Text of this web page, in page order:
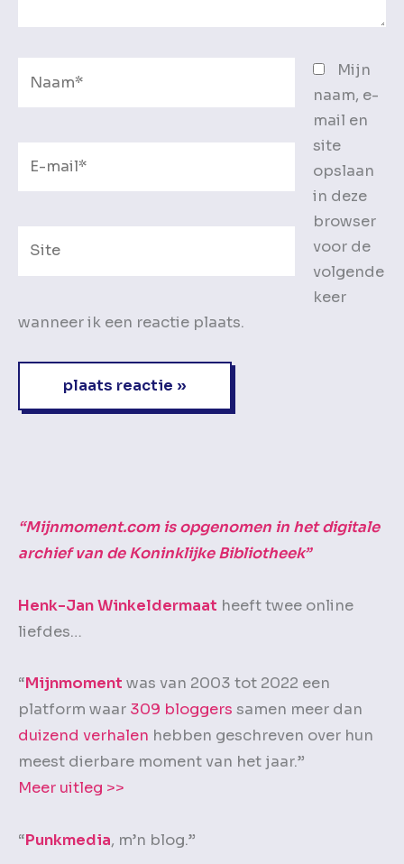
Mijn
naam, e-
mail en
site
opslaan
in deze
browser
voor de
volgende
keer
wanneer ik een reactie plaats.
“Mijnmoment.com is opgenomen in het digitale
archief van de Koninklijke Bibliotheek”
Henk-Jan Winkeldermaat heeft twee online
liefdes…
“Mijnmoment was van 2003 tot 2022 een
platform waar 309 bloggers samen meer dan
duizend verhalen hebben geschreven over hun
meest dierbare moment van het jaar.”
Meer uitleg >>
“Punkmedia, m’n blog.”